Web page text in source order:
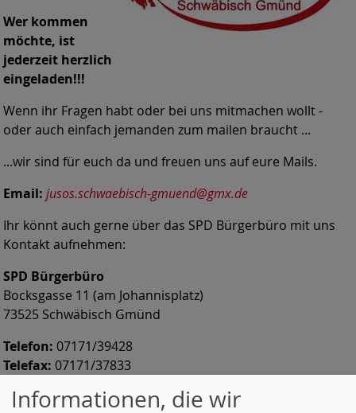
Wer kommen
möchte, ist
jederzeit herzlich
eingeladen!!!
Wenn ihr Fragen habt oder bei uns mitmachen wollt -
oder auch einfach jemanden zum mailen braucht ...
...wir sind für euch da und freuen uns auf eure Mails.
Email: jusos.schwaebisch-gmuend@gmx.de
Ihr könnt auch gerne über das SPD Bürgerbüro mit uns
Kontakt aufnehmen:
SPD Bürgerbüro
Bocksgasse 11 (am Johannisplatz)
73525 Schwäbisch Gmünd
Telefon: 07171/39428
Telefax: 07171/37833
Informationen, die wir